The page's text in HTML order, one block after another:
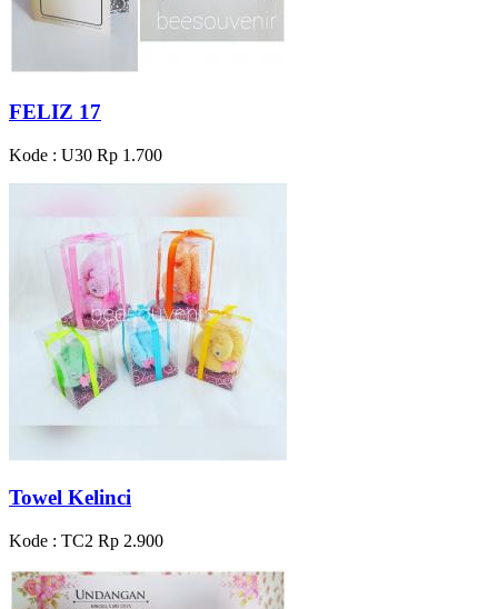
FELIZ 17
Kode : U30 Rp 1.700
Towel Kelinci
Kode : TC2 Rp 2.900